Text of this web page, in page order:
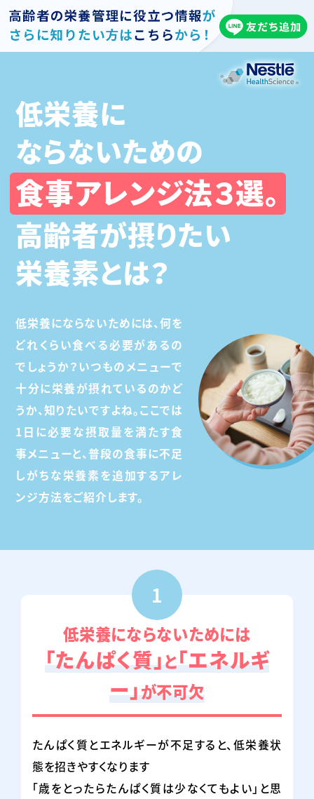
ンツに
進む
低栄養に
ならないための
食事アレンジ法３選。
高齢者が摂りたい
栄養素とは？
低栄養にならないためには、何を
どれくらい食べる必要があるの
でしょうか？いつものメニューで
十分に栄養が摂れているのかど
うか、知りたいですよね。ここでは
1日に必要な摂取量を満たす食
事メニューと、普段の食事に不足
しがちな栄養素を追加するアレ
ンジ方法をご紹介します。
1
低栄養にならないためには
「たんぱく質」と「エネルギ
ー」が不可欠
たんぱく質とエネルギーが不足すると、低栄養状
態を招きやすくなります
「歳をとったらたんぱく質は少なくてもよい」と思
アイソカル® 100
amazonで購入 楽天市場で購入
Yahoo!
ショッピングで購入
au Pay
マーケットで購入
アイソカル® ゼリー ハイカロリー
ネスレ ヘルスサイエンスオンラインショップで購入
amazonで購入